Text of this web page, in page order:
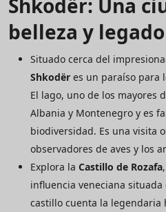
Shkodër: Una
belleza y legado
Situado cerca del
Shkodër es un paraíso para
El lago, uno de los mayores
Albania y Montenegro y es
biodiversidad. Es una visita
observadores de aves y los
Explora la Castillo de Rozafa
influencia veneciana
castillo cuenta la legendaria